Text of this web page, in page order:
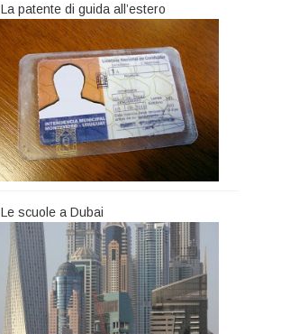
La patente di guida all’estero
Le scuole a Dubai